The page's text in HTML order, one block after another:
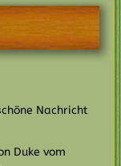
Nachricht
Duke vom